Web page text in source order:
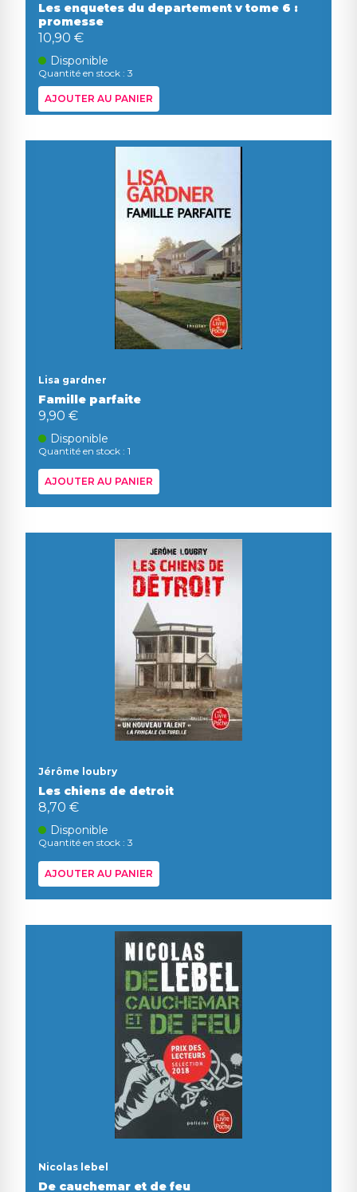
Les enquetes du departement v tome 6 :
promesse
10,90 €
Disponible
Quantité en stock : 3
AJOUTER AU PANIER
Lisa gardner
Famille parfaite
9,90 €
Disponible
Quantité en stock : 1
AJOUTER AU PANIER
Jérôme loubry
Les chiens de detroit
8,70 €
Disponible
Quantité en stock : 3
AJOUTER AU PANIER
Nicolas lebel
De cauchemar et de feu